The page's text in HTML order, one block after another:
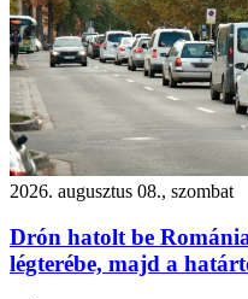
2026. augusztus 08., szombat
Drón hatolt be
légterébe, majd a